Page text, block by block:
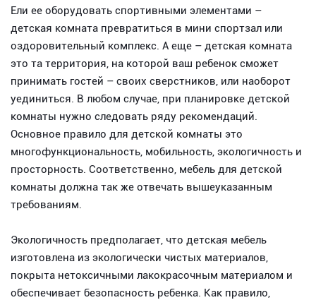
Ели ее оборудовать спортивными элементами –
детская комната превратиться в мини спортзал или
оздоровительный комплекс. А еще – детская комната
это та территория, на которой ваш ребенок сможет
принимать гостей – своих сверстников, или наоборот
уединиться. В любом случае, при планировке детской
комнаты нужно следовать ряду рекомендаций.
Основное правило для детской комнаты это
многофункциональность, мобильность, экологичность и
просторность. Соответственно, мебель для детской
комнаты должна так же отвечать вышеуказанным
требованиям.
Экологичность предполагает, что детская мебель
изготовлена из экологически чистых материалов,
покрыта нетоксичными лакокрасочным материалом и
обеспечивает безопасность ребенка. Как правило,